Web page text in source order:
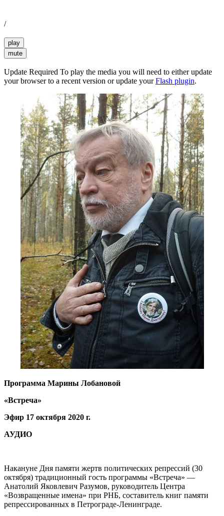
/
play
mute
Update Required To play the media you will need to either update
your browser to a recent version or update yourFlash plugin.
Программа Марины Лобановой
«Встреча»
Эфир 17 октября 2020 г.
АУДИО
Накануне Дня памяти жертв политических репрессий (30
октября) традиционный гость программы «Встреча» —
Анатолий Яковлевич Разумов, руководитель Центра
«Возвращенные имена» при РНБ, составитель книг памяти
репрессированных в Петрограде-Ленинграде.